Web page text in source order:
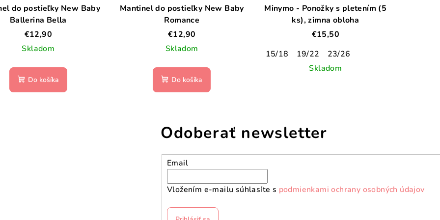
do postieľky New Baby
Ballerina Bella
€12,90
Skladom
Do košíka
Mantinel do postieľky New Baby
Romance
€12,90
Skladom
Do košíka
Minymo - Ponožky s pletením (5
ks), zimna obloha
€15,50
15/18
19/22
23/26
Skladom
Odoberať newsletter
Email
Vložením e-mailu súhlasíte s podmienkami ochrany osobných údajov